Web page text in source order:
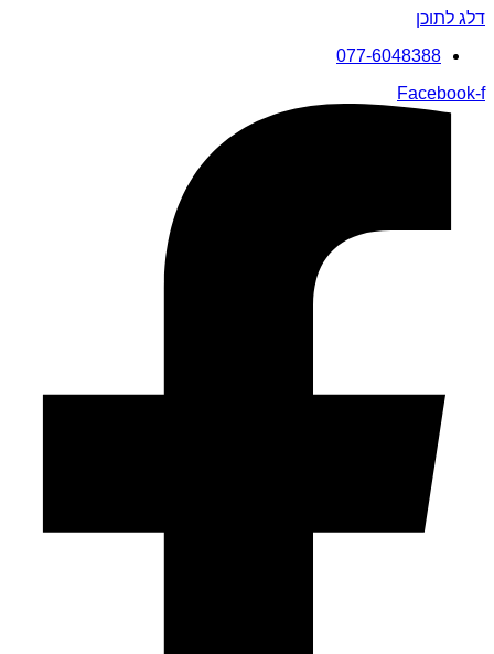
דלג לתוכן
077-6048388
Facebook-f